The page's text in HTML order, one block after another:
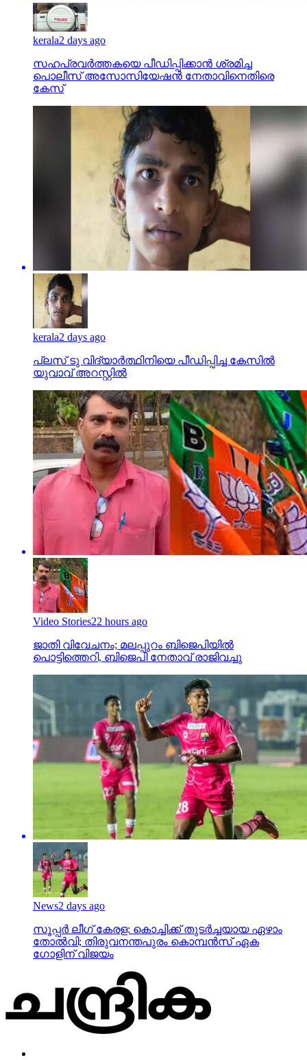
kerala2 days ago
സഹപ്രവര്‍ത്തകയെ പീഡിപ്പിക്കാന്‍ ശ്രമിച്ച
പൊലീസ് അസോസിയേഷന്‍ നേതാവിനെതിരെ
കേസ്
kerala2 days ago
പ്ലസ് ടു വിദ്യാര്‍ത്ഥിനിയെ പീഡിപ്പിച്ച കേസില്‍
യുവാവ് അറസ്റ്റില്‍
Video Stories22 hours ago
ജാതി വിവേചനം; മലപ്പുറം ബിജെപിയില്‍
പൊട്ടിത്തെറി, ബിജെപി നേതാവ് രാജിവച്ചു
News2 days ago
സൂപ്പര്‍ ലീഗ് കേരള: കൊച്ചിക്ക് തുടര്‍ച്ചയായ ഏഴാം
തോല്‍വി; തിരുവനന്തപുരം കൊമ്പന്‍സ് ഏക
ഗോളിന് വിജയം